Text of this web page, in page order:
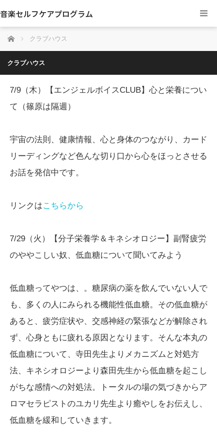
音楽セルフケアプログラム
ホーム クラブハウス
クラブハウス
7/9（木）【エンジェルボイスCLUB】心と栄養につい
て（篠原は隔週）
宇宙の法則、健康情報、心と身体のつながり、カード
リーディングなど色んな切り口から心をほっとさせる
お話を発信中です。
リンクはこちらから
7/29（火）【分子栄養学＆キネシオロジー】副腎疲労
のややこしい奴、低血糖について聞いてみよう
低血糖ってやつは、。糖尿病の薬を飲んでいない人で
も、多くの人にみられる機能性低血糖。その低血糖が
あると、疲労症状や、交感神経の緊張などが解除され
ず、心身ともに疲れる原因となります。そんな本丸の
低血糖について、寺田先生よりメカニズムと対処方
法、キネシオロジーより森田先生から低血糖を起こし
がちな感情への対処法。トータルの場の気づきからア
ロマセラピストのユカリ先生より癒やしをお伝えし、
低血糖を緩和していきます。